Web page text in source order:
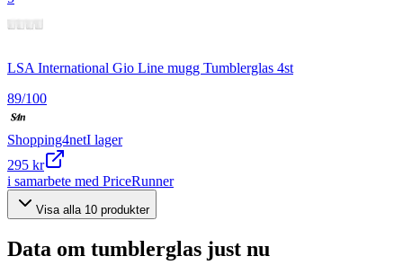
LSA International Gio Line mugg Tumblerglas 4st
89/100
Shopping4netI lager
295 kr
i samarbete med PriceRunner
Visa alla 10 produkter
Data om tumblerglas just nu